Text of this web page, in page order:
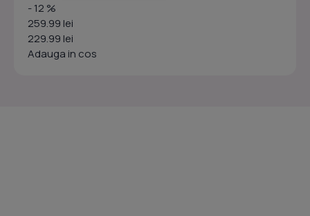
- 12 %
259.99 lei
229.99 lei
Adauga in cos